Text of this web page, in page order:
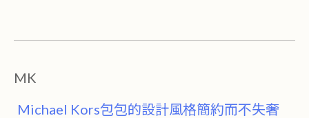
MK
Michael Kors包包的設計風格簡約而不失奢